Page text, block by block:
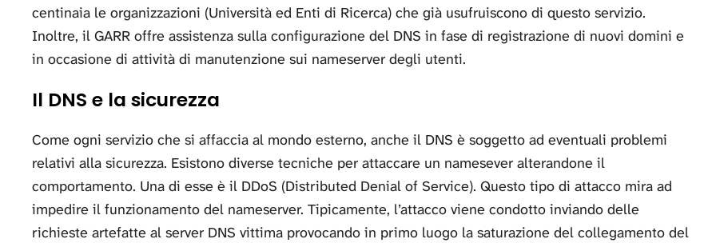
centinaia le organizzazioni (Università ed Enti di Ricerca) che già usufruiscono di questo servizio.
Inoltre, il GARR offre assistenza sulla configurazione del DNS in fase di registrazione di nuovi domini e
in occasione di attività di manutenzione sui nameserver degli utenti.
Il DNS e la sicurezza
Come ogni servizio che si affaccia al mondo esterno, anche il DNS è soggetto ad eventuali problemi
relativi alla sicurezza. Esistono diverse tecniche per attaccare un namesever alterandone il
comportamento. Una di esse è il DDoS (Distributed Denial of Service). Questo tipo di attacco mira ad
impedire il funzionamento del nameserver. Tipicamente, l’attacco viene condotto inviando delle
richieste artefatte al server DNS vittima provocando in primo luogo la saturazione del collegamento del